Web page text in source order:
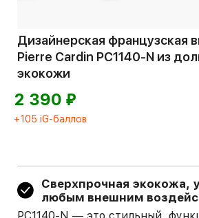
Дизайнерская французская
Pierre Cardin PC1140-N из
экокожи
2 390 ⃏
+105 iG-баллов
Сверхпрочная экокожа,
любым внешним